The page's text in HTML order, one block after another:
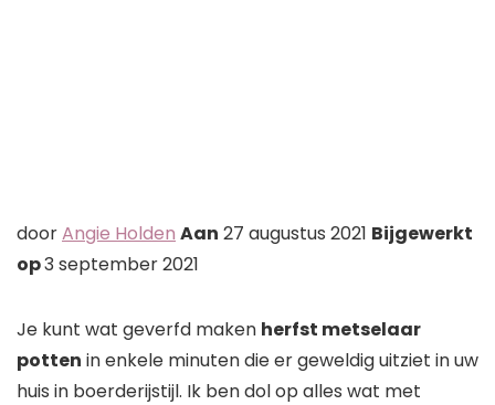
Auteur
doorAngie Holden Aan 27 augustus 2021 Bijgewerkt
op3 september 2021
Je kunt wat geverfd maken herfst metselaar
potten in enkele minuten die er geweldig uitziet in uw
huis in boerderijstijl. Ik ben dol op alles wat met